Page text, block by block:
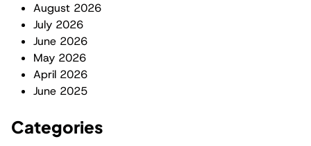
August 2026
July 2026
June 2026
May 2026
April 2026
June 2025
Categories